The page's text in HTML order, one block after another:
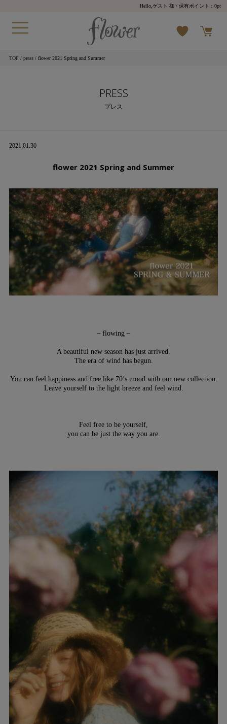
Hello,ゲスト 様 / 保有ポイント：0pt
TOP / press/ flower 2021 Spring and Summer
PRESS
プレス
2021.01.30
flower 2021 Spring and Summer
－flowing－
A beautiful new season has just arrived.
The era of wind has begun.
You can feel happiness and free like 70’s mood with our new collection.
Leave yourself to the light breeze and feel wind.
Feel free to be yourself,
you can be just the way you are.